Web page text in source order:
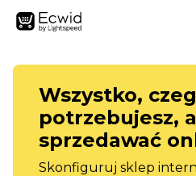
Wszystko,
potrzebujesz,
sprzedawać
Skonfiguruj sklep